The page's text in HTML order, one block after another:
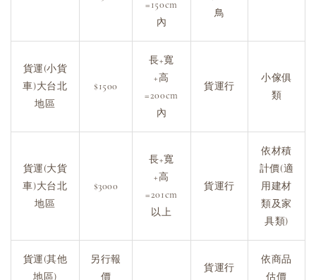
=150cm
內
鳥
貨運(小貨
車)大台北
地區
$1500
長+寬
+高
=200cm
內
貨運行
小傢俱
類
貨運(大貨
車)大台北
地區
$3000
長+寬
+高
=201cm
以上
貨運行
依材積
計價(適
用建材
類及家
具類)
貨運(其他
地區)
另行報
價
貨運行
依商品
估價